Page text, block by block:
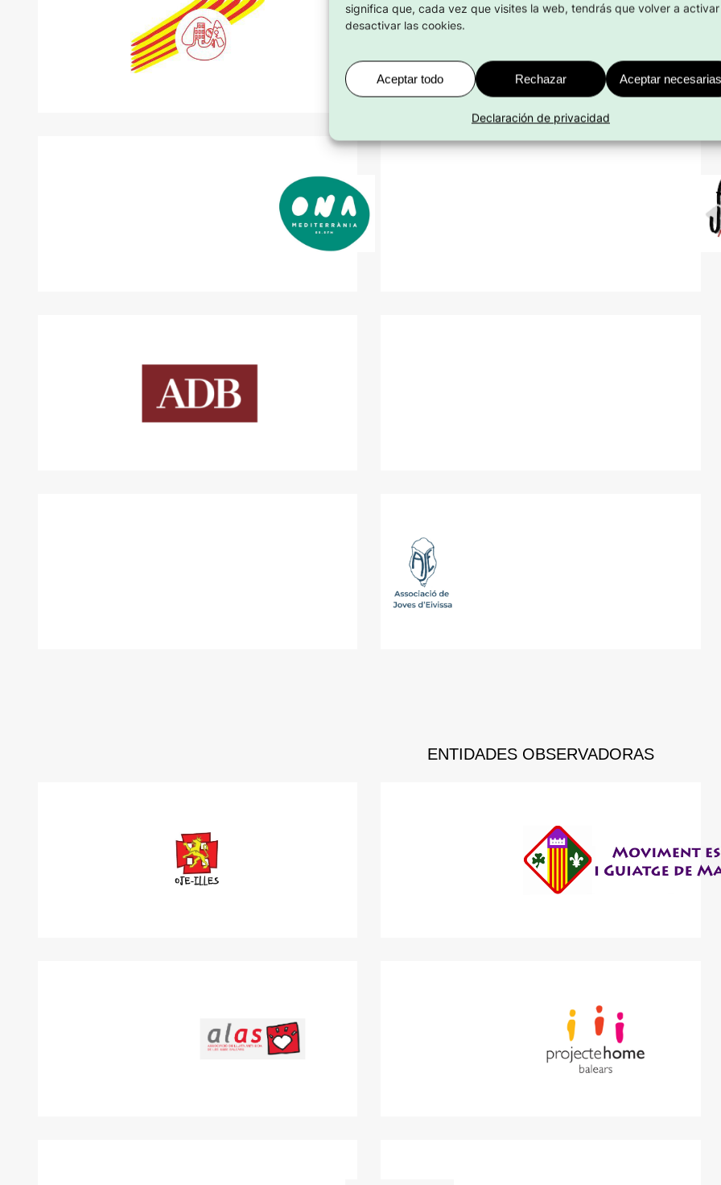
significa que, cada vez que visites la web, tendrás que volver a
desactivar las cookies.
Aceptar todo Rechazar Aceptar
Declaración de privacidad
ENTIDADES OBSERVADORAS